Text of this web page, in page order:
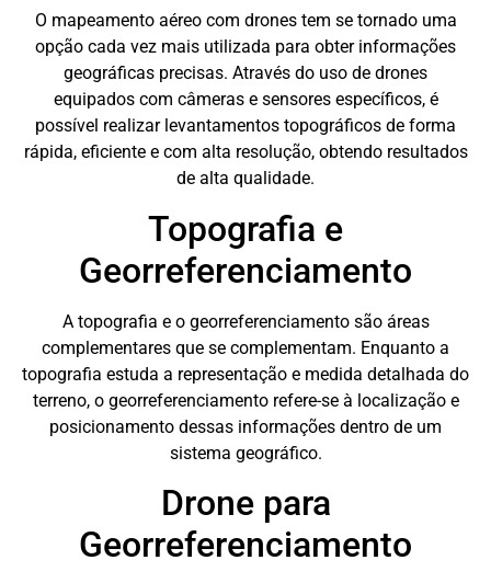
O mapeamento aéreo com drones tem se tornado uma
opção cada vez mais utilizada para obter informações
geográficas precisas. Através do uso de drones
equipados com câmeras e sensores específicos, é
possível realizar levantamentos topográficos de forma
rápida, eficiente e com alta resolução, obtendo resultados
de alta qualidade.
Topografia e
Georreferenciamento
A topografia e o georreferenciamento são áreas
complementares que se complementam. Enquanto a
topografia estuda a representação e medida detalhada do
terreno, o georreferenciamento refere-se à localização e
posicionamento dessas informações dentro de um
sistema geográfico.
Drone para
Georreferenciamento